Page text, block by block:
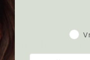
is voor